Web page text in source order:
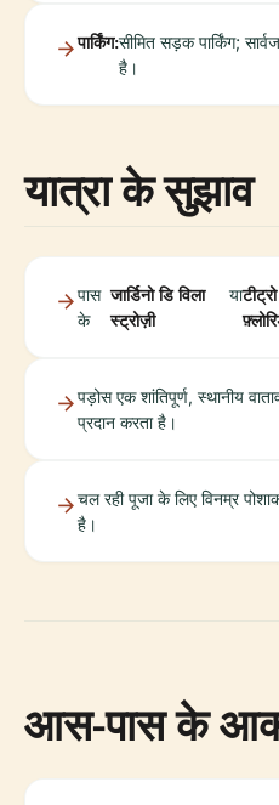
पार्किंग:सीमित सड़क पार्किंग;
है।
यात्रा के सुझाव
पास
के
जार्डिनो डि विला
स्ट्रोज़ी
या
पड़ोस एक शांतिपूर्ण, स्थानीय
प्रदान करता है।
चल रही पूजा के लिए विनम्र
है।
आस-पास के